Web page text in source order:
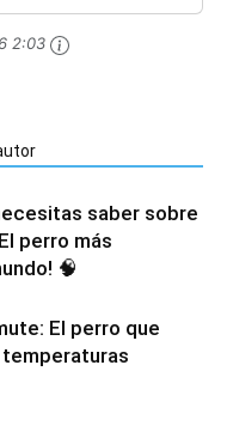
2:03
saber sobre
perro más
🧠
El perro que